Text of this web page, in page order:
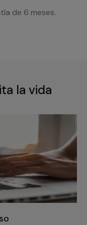
de 6 meses.
la vida